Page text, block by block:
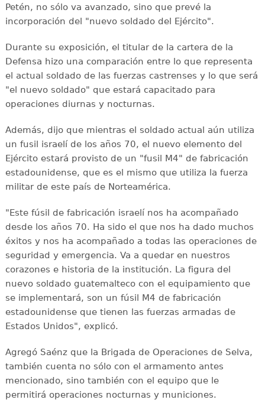
Petén, no sólo va avanzado, sino que prevé la
incorporación del "nuevo soldado del Ejército".
Durante su exposición, el titular de la cartera de la
Defensa hizo una comparación entre lo que representa
el actual soldado de las fuerzas castrenses y lo que será
"el nuevo soldado" que estará capacitado para
operaciones diurnas y nocturnas.
Además, dijo que mientras el soldado actual aún utiliza
un fusil israelí de los años 70, el nuevo elemento del
Ejército estará provisto de un "fusil M4" de fabricación
estadounidense, que es el mismo que utiliza la fuerza
militar de este país de Norteamérica.
"Este fúsil de fabricación israelí nos ha acompañado
desde los años 70. Ha sido el que nos ha dado muchos
éxitos y nos ha acompañado a todas las operaciones de
seguridad y emergencia. Va a quedar en nuestros
corazones e historia de la institución. La figura del
nuevo soldado guatemalteco con el equipamiento que
se implementará, son un fúsil M4 de fabricación
estadounidense que tienen las fuerzas armadas de
Estados Unidos", explicó.
Agregó Saénz que la Brigada de Operaciones de Selva,
también cuenta no sólo con el armamento antes
mencionado, sino también con el equipo que le
permitirá operaciones nocturnas y municiones.